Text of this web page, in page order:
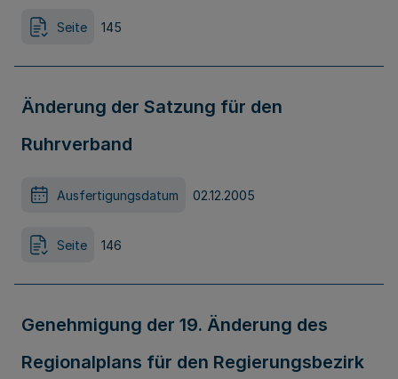
Seite 145
Änderung der Satzung für den
Ruhrverband
Ausfertigungsdatum 02.12.2005
Seite 146
Genehmigung der 19. Änderung des
Regionalplans für den Regierungsbezirk